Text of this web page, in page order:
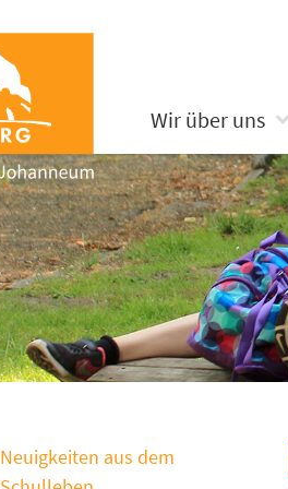
Wir über uns
Neuigkeiten aus dem